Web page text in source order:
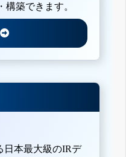
構築できます。
日本最大級のIRデ